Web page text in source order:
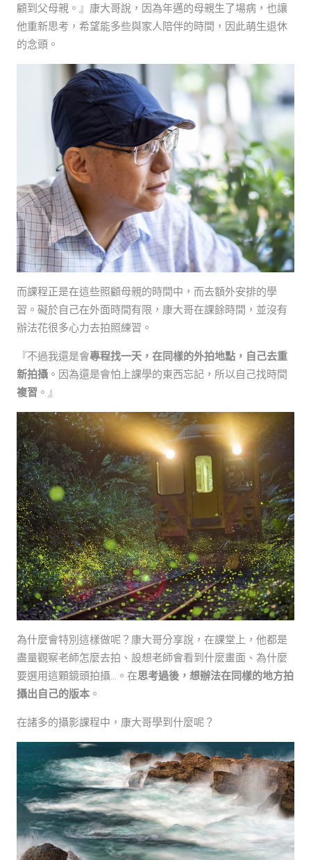
顧到父母親。』康大哥說，因為年邁的母親生了場病，也讓
他重新思考，希望能多些與家人陪伴的時間，因此萌生退休
的念頭。
而課程正是在這些照顧母親的時間中，而去額外安排的學
習。礙於自己在外面時間有限，康大哥在課餘時間，並沒有
辦法花很多心力去拍照練習。
『不過我還是會專程找一天，在同樣的外拍地點，自己去重
新拍攝。因為還是會怕上課學的東西忘記，所以自己找時間
複習 。』
為什麼會特別這樣做呢？康大哥分享說，在課堂上，他都是
盡量觀察老師怎麼去拍、設想老師會看到什麼畫面、為什麼
要選用這顆鏡頭拍攝…。在思考過後，想辦法在同樣的地方拍
攝出自己的版本。
在諸多的攝影課程中，康大哥學到什麼呢？